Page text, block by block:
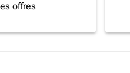
offres